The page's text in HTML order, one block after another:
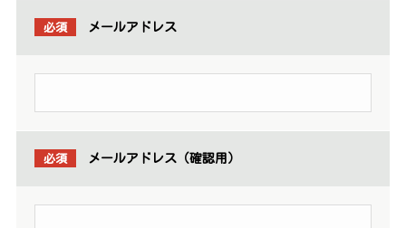
必須 メールアドレス
必須 メールアドレス（確認用）